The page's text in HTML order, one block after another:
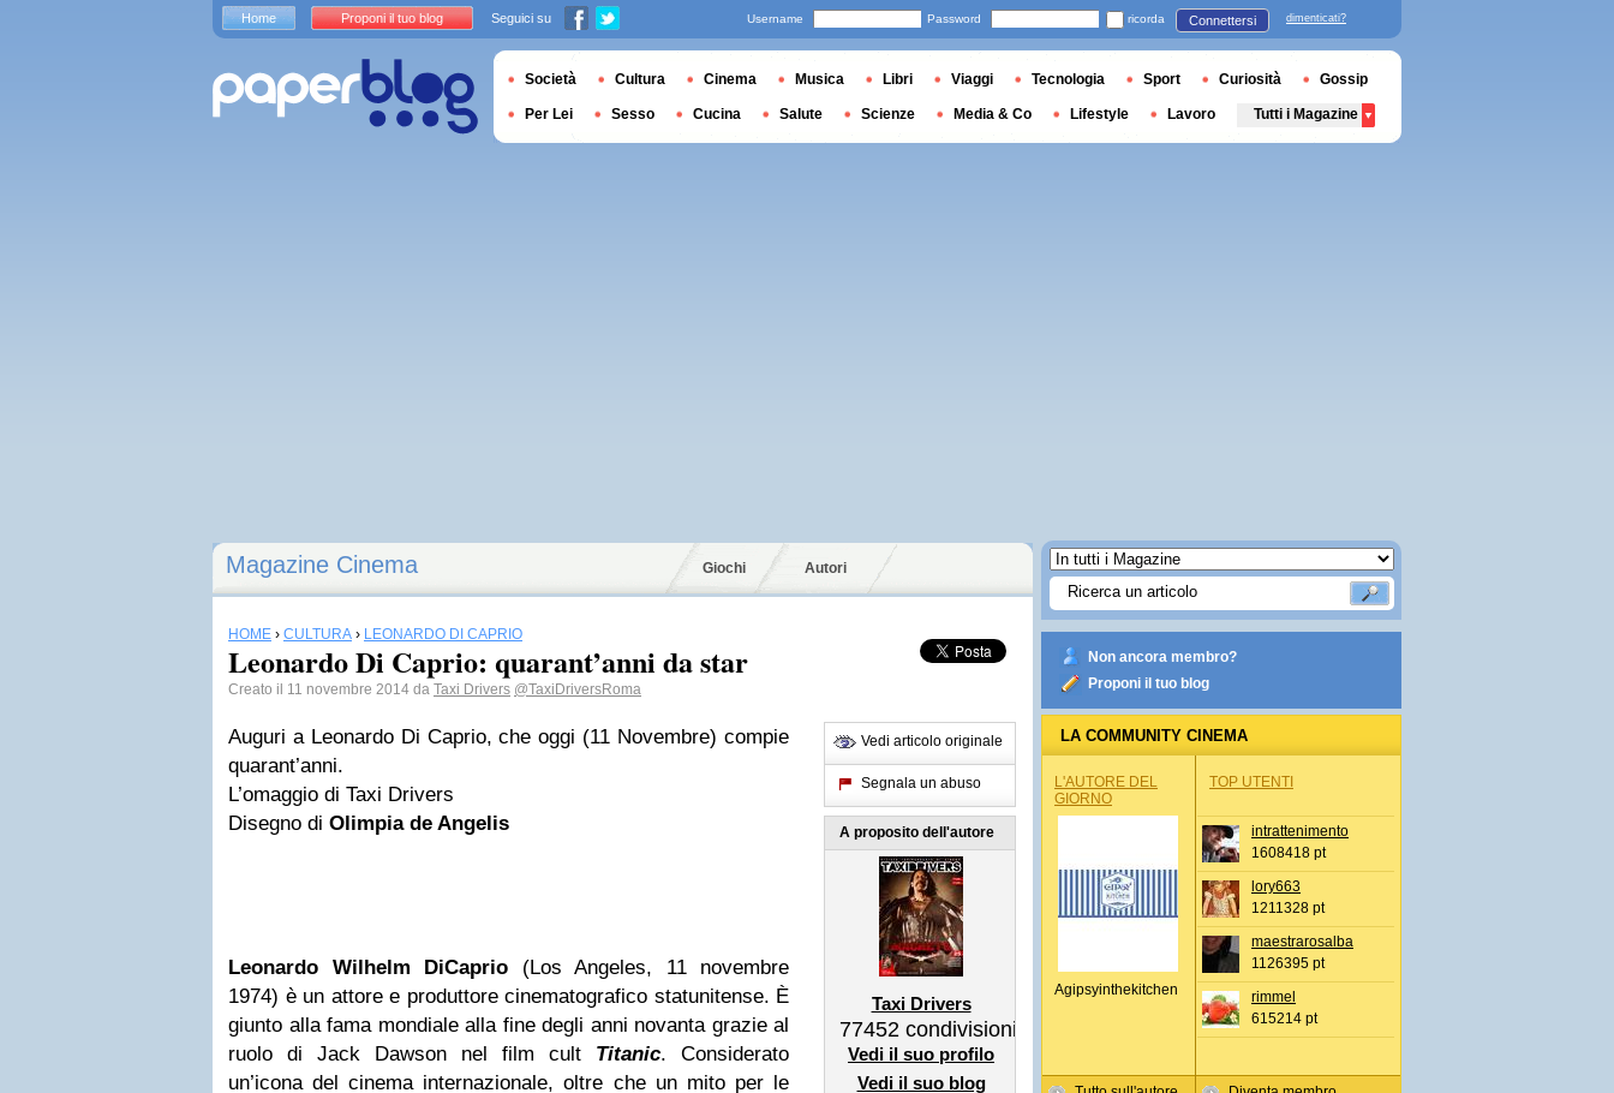
Magazine Cinema Giochi Autori
HOME › CULTURA › LEONARDO DI CAPRIO
Leonardo Di Caprio: quarant’anni da star
Creato il 11 novembre 2014 da Taxi Drivers @TaxiDriversRoma
Auguri a Leonardo Di Caprio, che oggi (11 Novembre) compie
quarant’anni.
L’omaggio di Taxi Drivers
Disegno di Olimpia de Angelis
Leonardo Wilhelm DiCaprio (Los Angeles, 11 novembre
1974) è un attore e produttore cinematografico statunitense. È
giunto alla fama mondiale alla fine degli anni novanta grazie al
ruolo di Jack Dawson nel film cult Titanic. Considerato
un’icona del cinema internazionale, oltre che un mito per le
Vedi articolo originale
Segnala un abuso
A proposito dell'autore
Taxi Drivers
77452 condivisioni
Vedi il suo profilo
Vedi il suo blog
Non ancora membro?
Proponi il tuo blog
LA COMMUNITY CINEMA
L'AUTORE DEL
GIORNO
Agipsyinthekitchen
TOP UTENTI
intrattenimento
1608418 pt
lory663
1211328 pt
maestrarosalba
1126395 pt
rimmel
615214 pt
Home Proponi il tuo blog Seguici su Username Password ricorda Connettersi dimenticati?
Società Cultura Cinema Musica Libri Viaggi Tecnologia Sport Curiosità Gossip
Per Lei Sesso Cucina Salute Scienze Media & Co Lifestyle Lavoro Tutti i Magazine